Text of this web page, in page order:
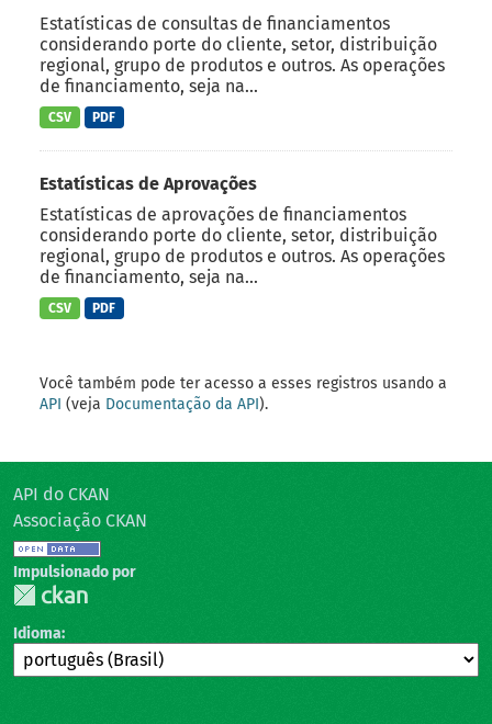
Estatísticas de consultas de financiamentos
considerando porte do cliente, setor, distribuição
regional, grupo de produtos e outros. As operações
de financiamento, seja na...
CSV PDF
Estatísticas de Aprovações
Estatísticas de aprovações de financiamentos
considerando porte do cliente, setor, distribuição
regional, grupo de produtos e outros. As operações
de financiamento, seja na...
CSV PDF
Você também pode ter acesso a esses registros usando a
API (veja Documentação da API).
API do CKAN
Associação CKAN
Impulsionado por
Idioma